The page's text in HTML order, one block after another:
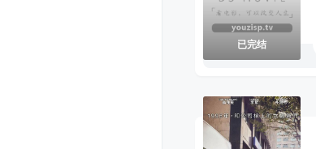
已完结